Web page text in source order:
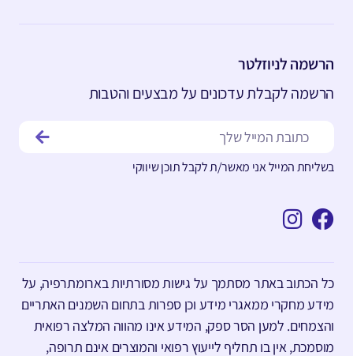
הרשמה לניוזלטר
הרשמה לקבלת עדכונים על מבצעים והטבות
בשליחת המייל אני מאשר/ת לקבל תוכן שיווקי
כל הכתוב באתר מסתמך על גישות מסורתיות בארומתרפיה, על
מידע מחקרי ממאגרי מידע וכן ספרות בתחום השמנים האתריים
והצמחים. למען הסר ספק, המידע אינו מהווה המלצה רפואית
מוסמכת, אין בו תחליף לייעוץ רפואי והמוצרים אינם תרופה,